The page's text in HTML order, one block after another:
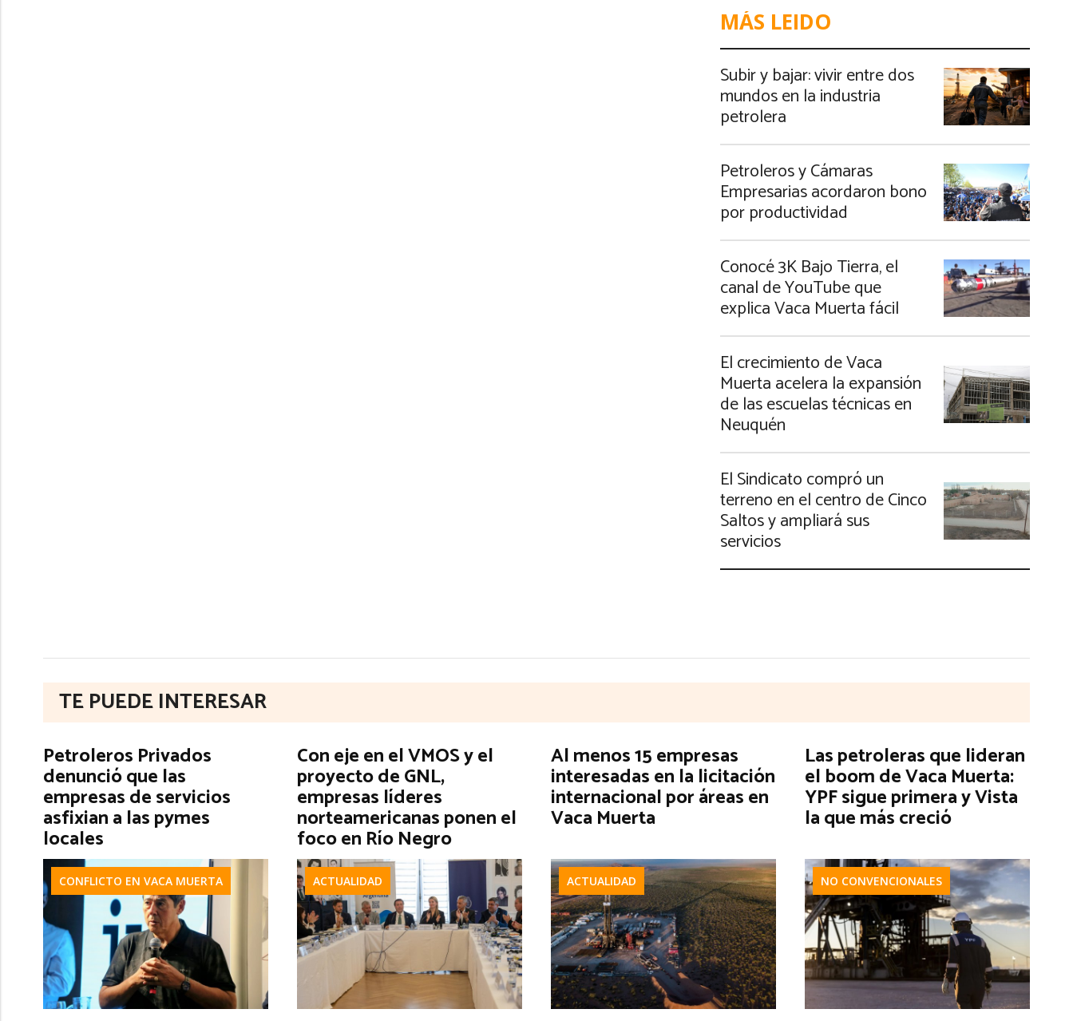
MÁS LEIDO
Subir y bajar: vivir entre dos
mundos en la industria
petrolera
Petroleros y Cámaras
Empresarias acordaron bono
por productividad
Conocé 3K Bajo Tierra, el
canal de YouTube que
explica Vaca Muerta fácil
El crecimiento de Vaca
Muerta acelera la expansión
de las escuelas técnicas en
Neuquén
El Sindicato compró un
terreno en el centro de Cinco
Saltos y ampliará sus
servicios
TE PUEDE INTERESAR
Petroleros Privados
denunció que las
empresas de servicios
asfixian a las pymes
locales
CONFLICTO EN VACA MUERTA
Con eje en el VMOS y el
proyecto de GNL,
empresas líderes
norteamericanas ponen el
foco en Río Negro
ACTUALIDAD
Al menos 15 empresas
interesadas en la licitación
internacional por áreas en
Vaca Muerta
ACTUALIDAD
Las petroleras que lideran
el boom de Vaca Muerta:
YPF sigue primera y Vista
la que más creció
NO CONVENCIONALES